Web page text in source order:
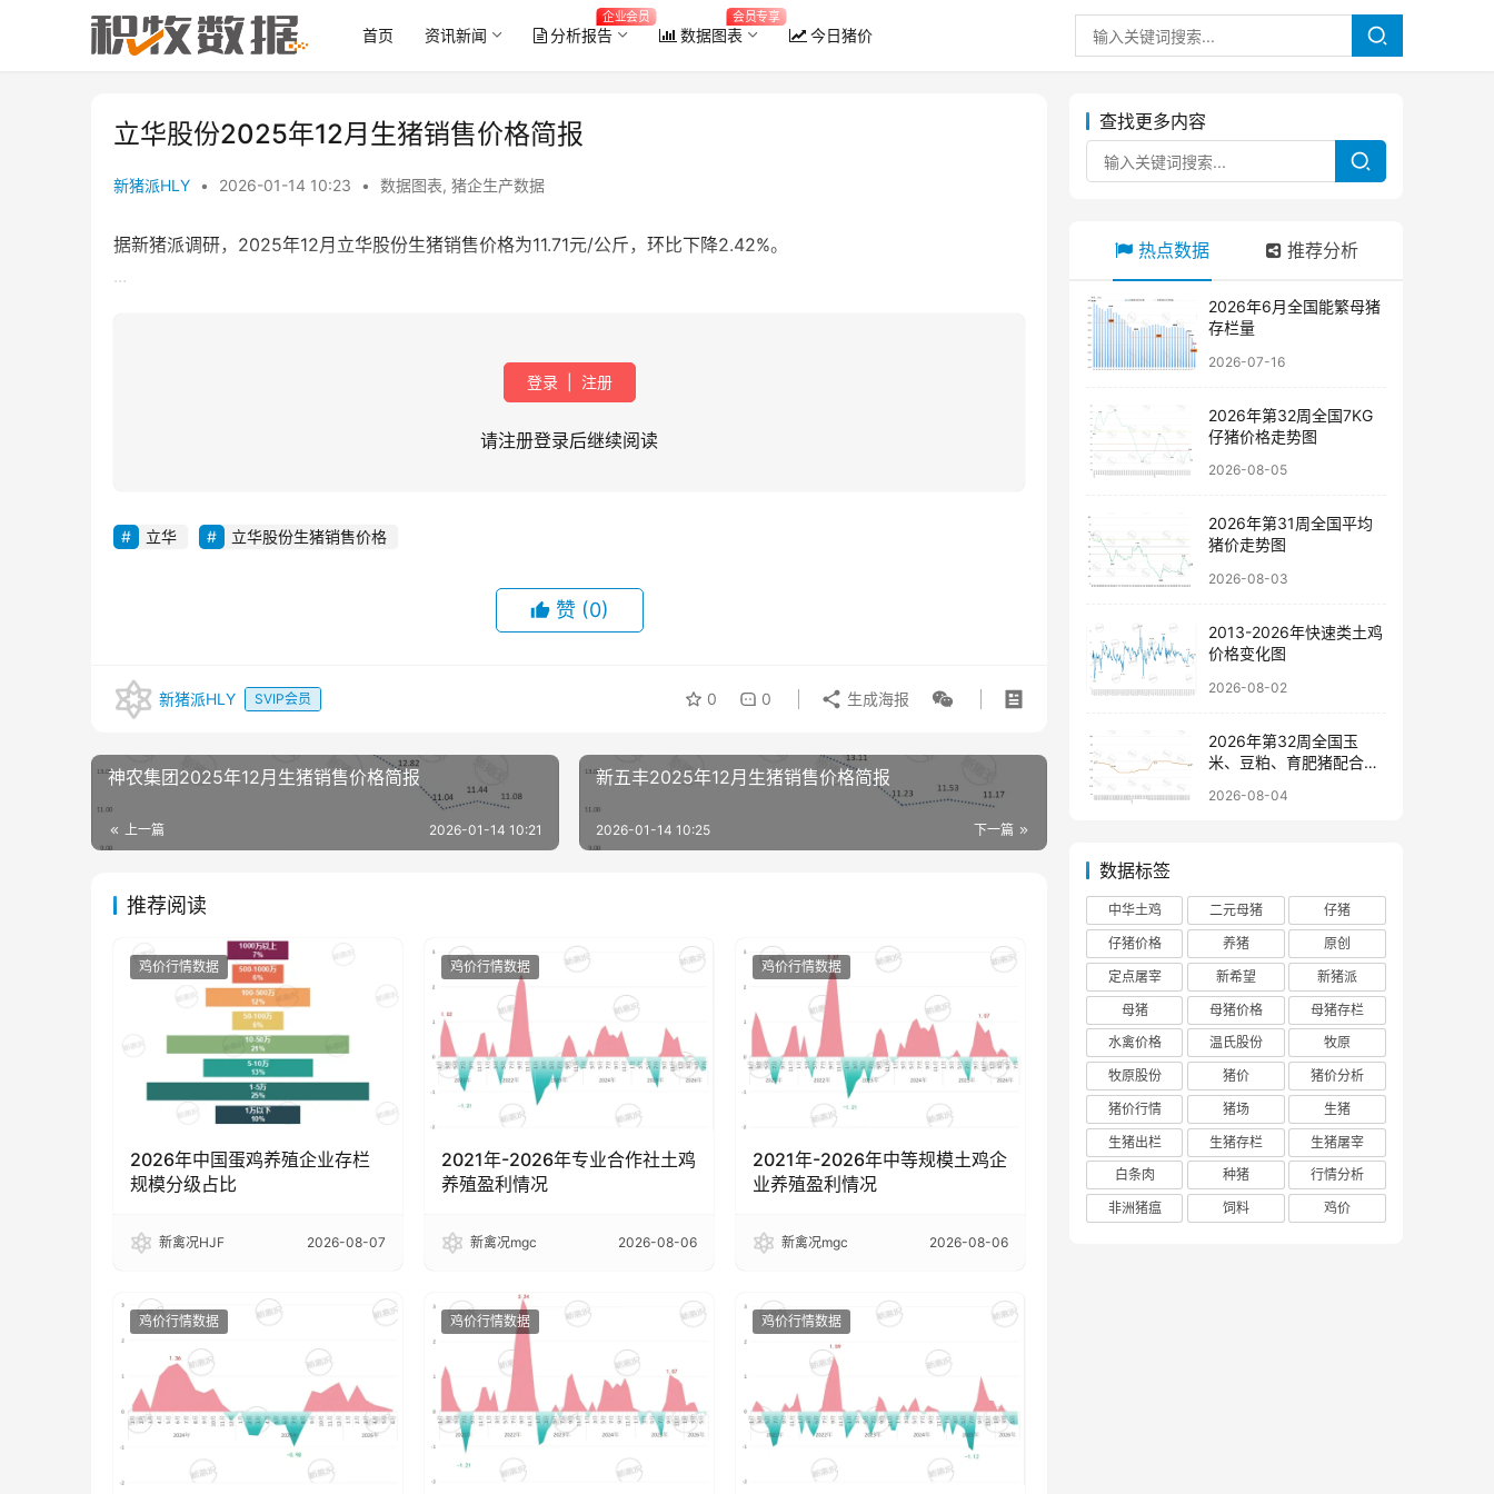
首页 资讯新闻 分析报告
企业会员
数据图表
会员专享
今日猪价
立华股份2025年12月生猪销售价格简报
新猪派HLY • 2026-01-14 10:23 • 数据图表, 猪企生产数据
据新猪派调研，2025年12月立华股份生猪销售价格为11.71元/公斤，环比下降2.42%。
...
登录 注册
请注册登录后继续阅读
立华 立华股份生猪销售价格
赞 (0)
新猪派HLY SVIP会员 0 0 生成海报
神农集团2025年12月生猪销售价格简报
上一篇 2026-01-14 10:21
新五丰2025年12月生猪销售价格简报
下一篇
2026-01-14 10:25
推荐阅读
鸡价行情数据
2026年中国蛋鸡养殖企业存栏
规模分级占比
新禽况HJF 2026-08-07
鸡价行情数据
2021年-2026年专业合作社土鸡
养殖盈利情况
新禽况mgc 2026-08-06
鸡价行情数据
2021年-2026年中等规模土鸡企
业养殖盈利情况
新禽况mgc 2026-08-06
鸡价行情数据 鸡价行情数据 鸡价行情数据
查找更多内容
热点数据 推荐分析
2026年6月全国能繁母猪
存栏量
2026-07-16
2026年第32周全国7KG
仔猪价格走势图
2026-08-05
2026年第31周全国平均
猪价走势图
2026-08-03
2013-2026年快速类土鸡
价格变化图
2026-08-02
2026年第32周全国玉
米、豆粕、育肥猪配合饲
2026-08-04
数据标签
中华土鸡 二元母猪
仔猪
仔猪价格
养猪
原创
定点屠宰
新希望
新猪派
母猪
母猪价格
母猪存栏
水禽价格
温氏股份
牧原
牧原股份
猪价
猪价分析
猪价行情
猪场
生猪
生猪出栏
生猪存栏
生猪屠宰
白条肉
种猪
行情分析
非洲猪瘟
饲料 鸡价